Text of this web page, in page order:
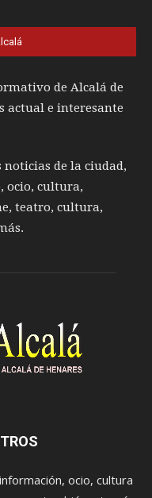
de Alcalá de
actual e interesante
de la ciudad,
ocio, cultura,
teatro, cultura,
ocio, cultura